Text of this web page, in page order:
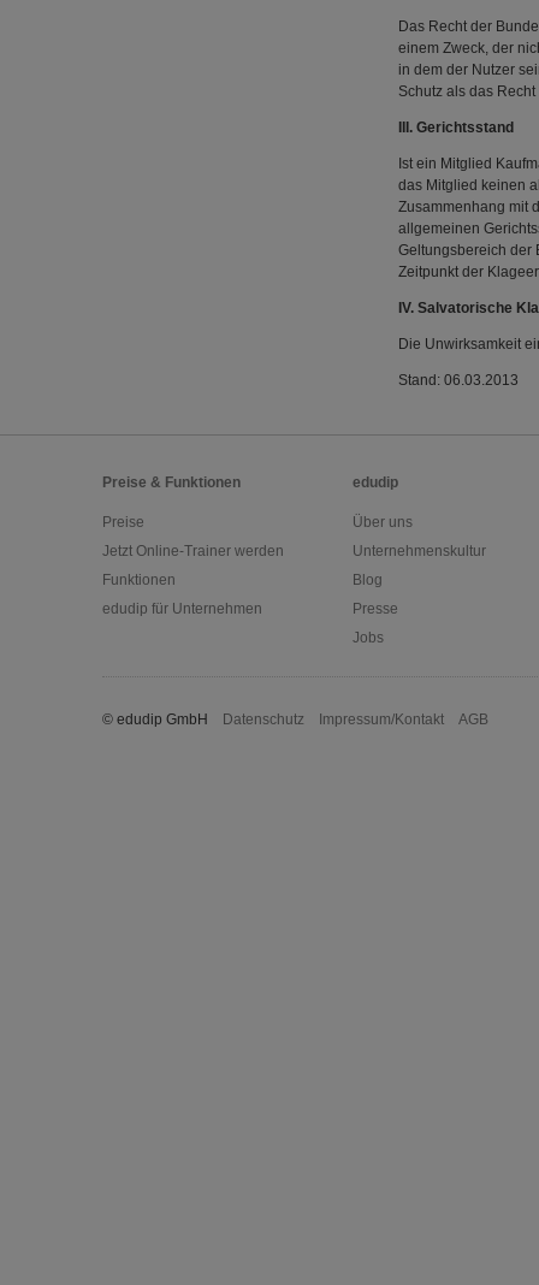
Das Recht der
einem Zweck, der
in dem der Nutzer
Schutz als das
III. Gerichtsstand
Ist ein Mitglied
das Mitglied keinen
Zusammenhang mit
allgemeinen
Geltungsbereich der
Zeitpunkt der
IV. Salvatorische
Die Unwirksamkeit
Stand: 06.03.2013
Preise & Funktionen
Preise
Jetzt Online-Trainer werden
Funktionen
edudip für Unternehmen
edudip
Über uns
Unternehmenskultur
Blog
Presse
Jobs
© edudip GmbH Datenschutz Impressum/Kontakt AGB